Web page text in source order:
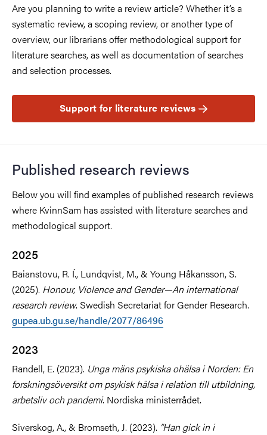
Are you planning to write a review article? Whether it’s a
systematic review, a scoping review, or another type of
overview, our librarians offer methodological support for
literature searches, as well as documentation of searches
and selection processes.
Support for literature reviews
Published research reviews
Below you will find examples ofpublished research reviews
where KvinnSam has assisted with literature searches and
methodological support.
2025
Baianstovu, R. Í., Lundqvist, M., & Young Håkansson, S.
(2025). Honour, Violence and Gender—An international
research review. Swedish Secretariat for Gender Research.
gupea.ub.gu.se/handle/2077/86496
2023
Randell, E. (2023). Unga mäns psykiska ohälsa i Norden: En
forskningsöversikt om psykisk hälsa i relation till utbildning,
arbetsliv och pandemi. Nordiska ministerrådet.
Siverskog, A., & Bromseth, J. (2023). ”Han gick in i